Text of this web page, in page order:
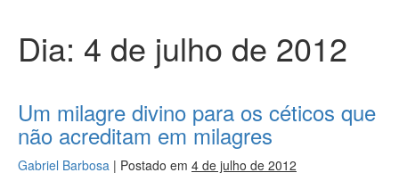
Dia: 4 de julho de 2012
Um milagre divino para os céticos que
não acreditam em milagres
Gabriel Barbosa | Postado em 4 de julho de 2012